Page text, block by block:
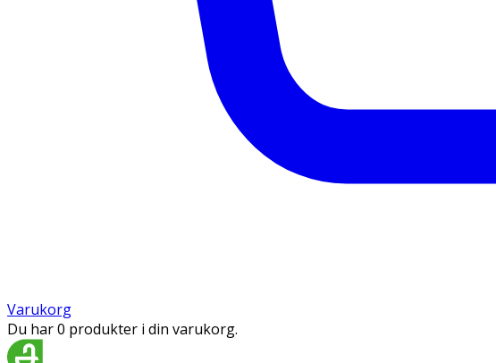
Varukorg
Du har 0 produkter i din varukorg.